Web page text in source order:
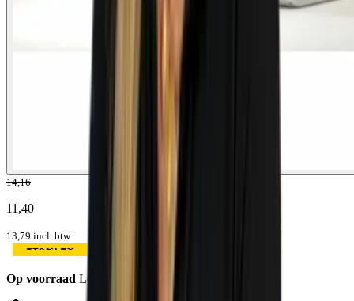
14,16
11,40
13,79 incl. btw
Op voorraad Levertijd: 1-2 werkdagen